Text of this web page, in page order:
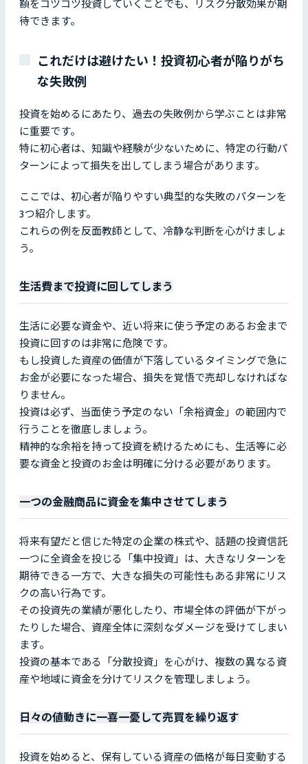
額をコツコツ投資していくことでも、リスク分散効果が期
待できます。
これだけは避けたい！投資初心者が陥りがち
な失敗例
投資を始めるにあたり、過去の失敗例から学ぶことは非常
に重要です。
特に初心者は、知識や経験が少ないために、特定の行動パ
ターンによって損失を出してしまう場合があります。
ここでは、初心者が陥りやすい典型的な失敗のパターンを
3つ紹介します。
これらの例を反面教師として、冷静な判断を心がけましょ
う。
生活費まで投資に回してしまう
生活に必要な資金や、近い将来に使う予定のあるお金まで
投資に回すのは非常に危険です。
もし投資した資産の価値が下落しているタイミングで急に
お金が必要になった場合、損失を覚悟で売却しなければな
りません。
投資は必ず、当面使う予定のない「余裕資金」の範囲内で
行うことを徹底しましょう。
精神的な余裕を持って投資を続けるためにも、生活等に必
要な資金と投資のお金は明確に分ける必要があります。
一つの金融商品に資金を集中させてしまう
将来有望だと信じた特定の企業の株式や、話題の投資信託
一つに全資金を投じる「集中投資」は、大きなリターンを
期待できる一方で、大きな損失の可能性もある非常にリス
クの高い行為です。
その投資先の業績が悪化したり、市場全体の評価が下がっ
たりした場合、資産全体に深刻なダメージを受けてしまい
ます。
投資の基本である「分散投資」を心がけ、複数の異なる資
産や地域に資金を分けてリスクを管理しましょう。
日々の値動きに一喜一憂して売買を繰り返す
投資を始めると、保有している資産の価格が毎日変動する